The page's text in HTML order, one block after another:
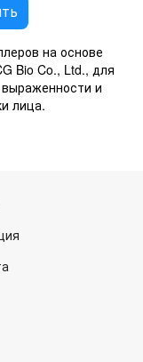
на основе
Bio Co., Ltd., для
и
лица.